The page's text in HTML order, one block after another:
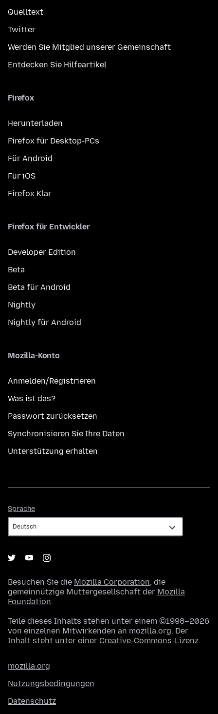
Quelltext
Twitter
Werden Sie Mitglied unserer Gemeinschaft
Entdecken Sie Hilfeartikel
Firefox
Herunterladen
Firefox für Desktop-PCs
Für Android
Für iOS
Firefox Klar
Firefox für Entwickler
Developer Edition
Beta
Beta für Android
Nightly
Nightly für Android
Mozilla-Konto
Anmelden/Registrieren
Was ist das?
Passwort zurücksetzen
Synchronisieren Sie Ihre Daten
Unterstützung erhalten
Sprache
Besuchen Sie die Mozilla Corporation, die
gemeinnützige Muttergesellschaft der Mozilla
Foundation.
Teile dieses Inhalts stehen unter einem ©1998–2026
von einzelnen Mitwirkenden an mozilla.org. Der
Inhalt steht unter einer Creative-Commons-Lizenz.
mozilla.org
Nutzungsbedingungen
Datenschutz